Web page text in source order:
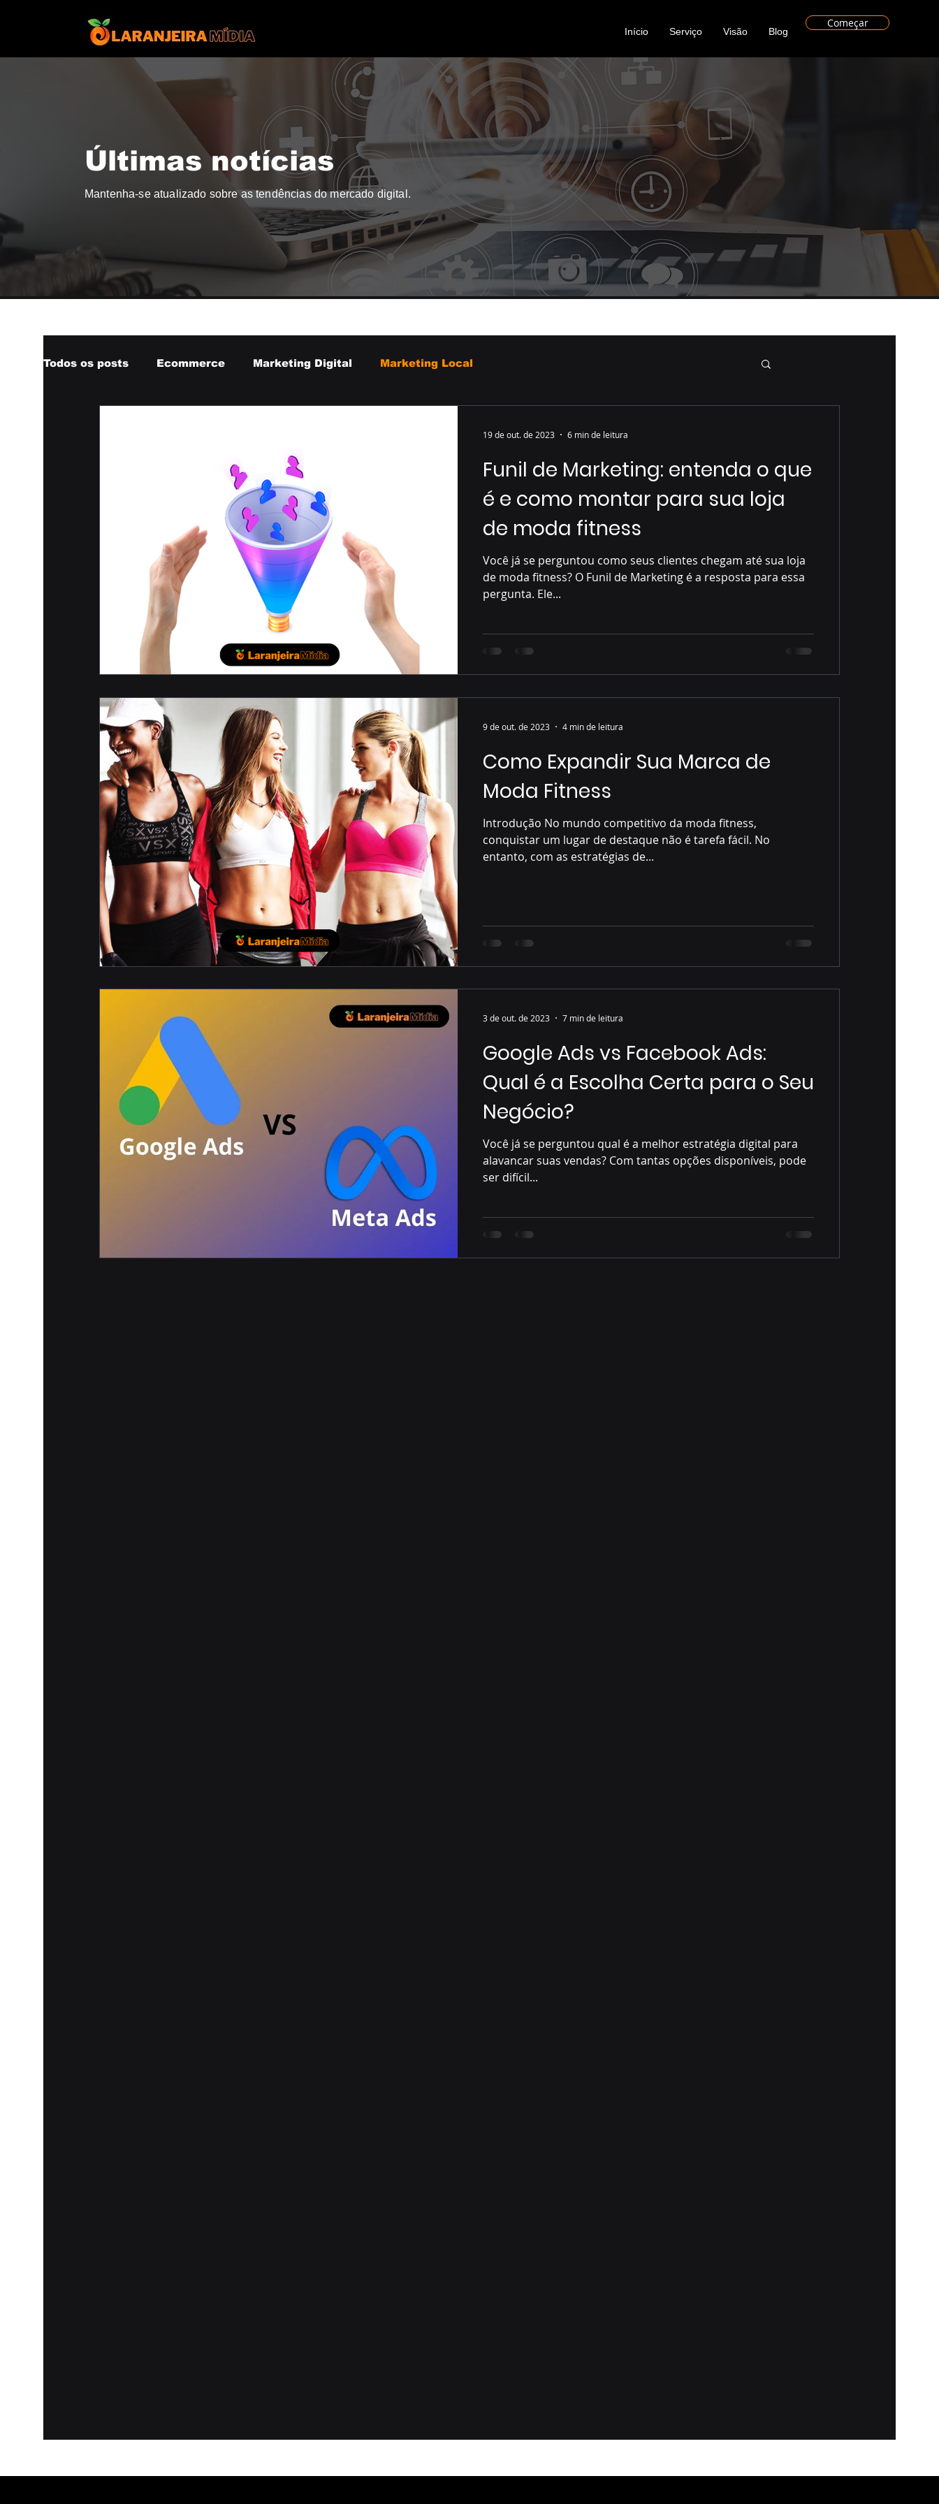
Início Serviço Visão Blog
Começar
Últimas notícias
Mantenha-se atualizado sobre as tendências do mercado digital.
Todos os posts Ecommerce Marketing Digital Marketing Local
Funil de Marketing: entenda o que
é e como montar para sua loja
de moda fitness
Você já se perguntou como seus clientes chegam até sua loja
de moda fitness? O Funil de Marketing é a resposta para essa
pergunta. Ele...
19 de out. de 2023 6 min de leitura
Como Expandir Sua Marca de
Moda Fitness
Introdução No mundo competitivo da moda fitness,
conquistar um lugar de destaque não é tarefa fácil. No
entanto, com as estratégias de...
9 de out. de 2023 4 min de leitura
Google Ads vs Facebook Ads:
Qual é a Escolha Certa para o Seu
Negócio?
Você já se perguntou qual é a melhor estratégia digital para
alavancar suas vendas? Com tantas opções disponíveis, pode
ser difícil...
3 de out. de 2023 7 min de leitura